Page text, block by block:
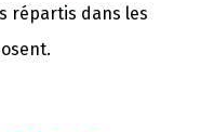
répartis dans les